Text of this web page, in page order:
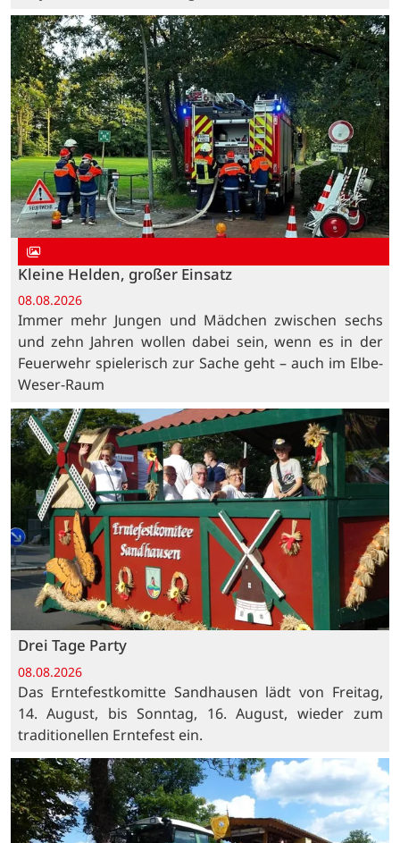
Kleine Helden, großer Einsatz
08.08.2026
Immer mehr Jungen und Mädchen zwischen sechs
und zehn Jahren wollen dabei sein, wenn es in der
Feuerwehr spielerisch zur Sache geht – auch im Elbe-
Weser-Raum
Drei Tage Party
08.08.2026
Das Erntefestkomitte Sandhausen lädt von Freitag,
14. August, bis Sonntag, 16. August, wieder zum
traditionellen Erntefest ein.